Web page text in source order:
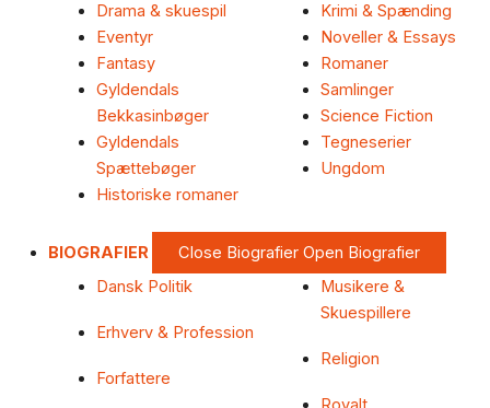
Drama & skuespil
Eventyr
Fantasy
Gyldendals
Bekkasinbøger
Gyldendals
Spættebøger
Historiske romaner
Krimi & Spænding
Noveller & Essays
Romaner
Samlinger
Science Fiction
Tegneserier
Ungdom
BIOGRAFIER Close Biografier Open Biografier
Dansk Politik
Erhverv & Profession
Forfattere
Musikere &
Skuespillere
Religion